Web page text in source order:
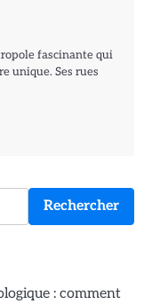
fascinante qui
unique. Ses rues
Rechercher
: comment